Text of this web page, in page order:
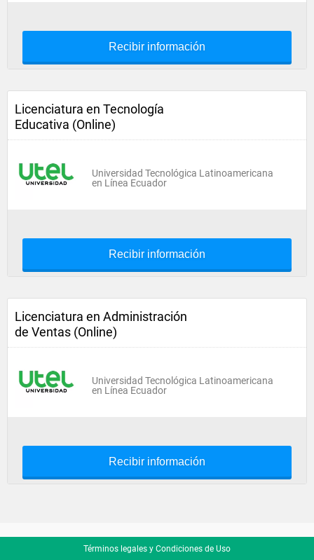
Recibir información
Licenciatura en Tecnología
Educativa (Online)
Universidad Tecnológica Latinoamericana
en Línea Ecuador
Recibir información
Licenciatura en Administración
de Ventas (Online)
Universidad Tecnológica Latinoamericana
en Línea Ecuador
Recibir información
Términos legales y Condiciones de Uso